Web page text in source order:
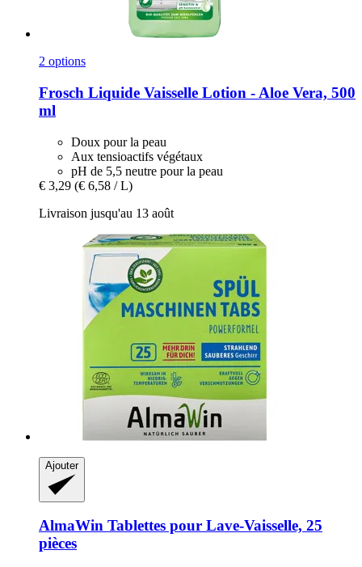
2 options
Frosch Liquide Vaisselle Lotion -​ Aloe Vera, 500
ml
Doux pour la peau
Aux tensioactifs végétaux
pH de 5,5 neutre pour la peau
€ 3,29 (€ 6,58 / L)
Livraison jusqu'au 13 août
Ajouter
AlmaWin Tablettes pour Lave-​Vaisselle, 25
pièces